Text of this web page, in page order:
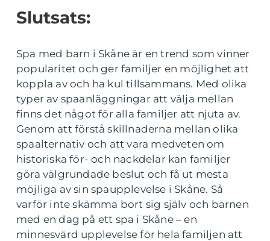
Slutsats:
Spa med barn i Skåne är en trend som vinner
popularitet och ger familjer en möjlighet att
koppla av och ha kul tillsammans. Med olika
typer av spaanläggningar att välja mellan
finns det något för alla familjer att njuta av.
Genom att förstå skillnaderna mellan olika
spaalternativ och att vara medveten om
historiska för- och nackdelar kan familjer
göra välgrundade beslut och få ut mesta
möjliga av sin spaupplevelse i Skåne. Så
varför inte skämma bort sig själv och barnen
med en dag på ett spa i Skåne – en
minnesvärd upplevelse för hela familjen att